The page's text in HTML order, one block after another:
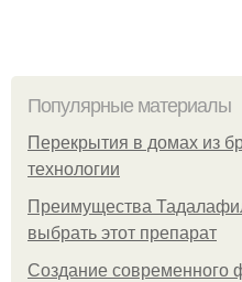
Популярные материалы
Перекрытия в домах из
технологии
Преимущества
выбрать этот препарат
Создание современного